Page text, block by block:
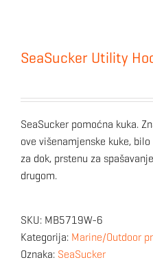
SeaSucker Utility
SeaSucker pomoćna kuka.
ove višenamjenske kuke,
za dok, prstenu za
drugom.
SKU: MB5719W-6
Kategorija: Marine/Outdoor
Oznaka: SeaSucker